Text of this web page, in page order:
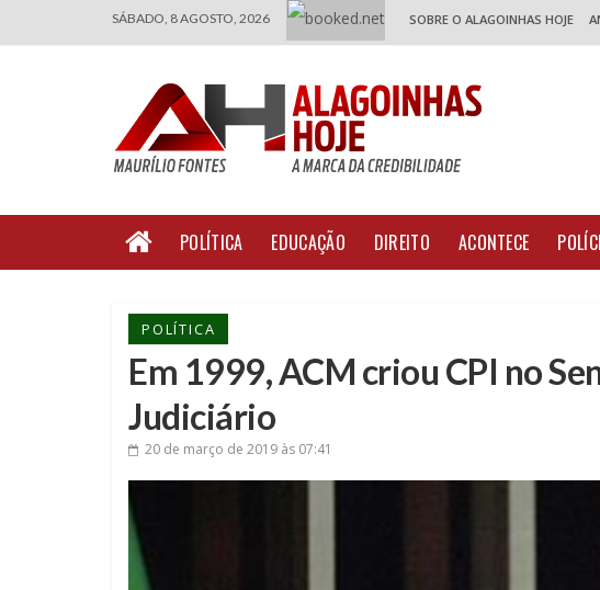
SÁBADO, 8 AGOSTO, 2026 SOBRE O ALAGOINHAS HOJE
POLÍTICA EDUCAÇÃO DIREITO ACONTECE
POLÍTICA
Em 1999, ACM criou CPI no
Judiciário
20 de março de 2019 às 07:41